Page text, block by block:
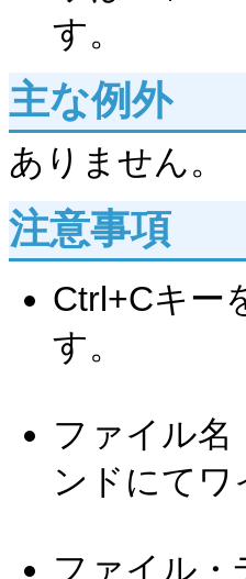
す。
主な例外
ありません。
注意事項
Ctrl+Cキー
す。
ファイル
ンドにて
ファイル・